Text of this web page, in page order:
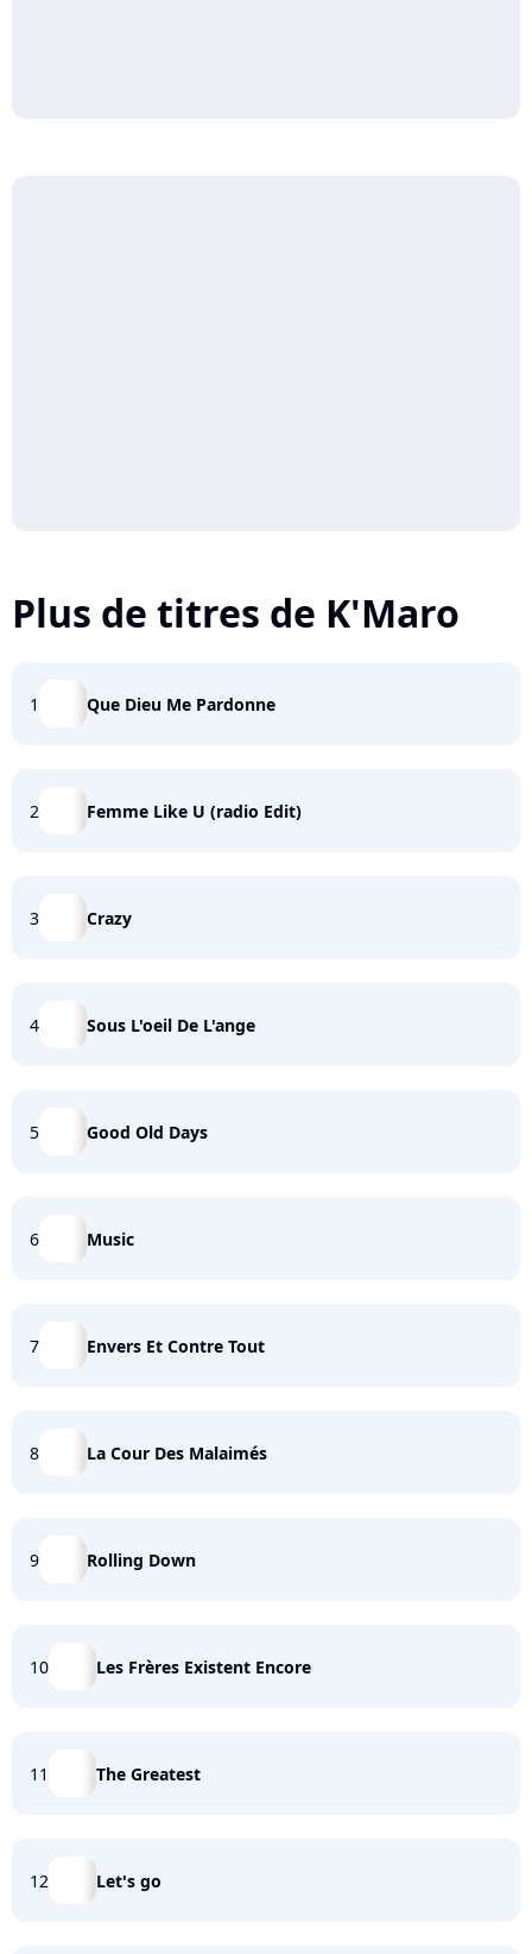
Plus de titres de K'Maro
1 Que Dieu Me Pardonne
2 Femme Like U (radio Edit)
3 Crazy
4 Sous L'oeil De L'ange
5 Good Old Days
6 Music
7 Envers Et Contre Tout
8 La Cour Des Malaimés
9 Rolling Down
10 Les Frères Existent Encore
11 The Greatest
12 Let's go